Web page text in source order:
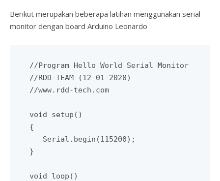
Berikut merupakan beberapa latihan menggunakan serial
monitor dengan board Arduino Leonardo
//Program Hello World Serial Monitor
//RDD-TEAM (12-01-2020)
//www.rdd-tech.com
void setup()
{
   Serial.begin(115200);
}
void loop()